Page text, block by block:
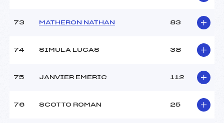
73 MATHERON NATHAN 83
74 SIMULA LUCAS 38
75 JANVIER EMERIC 112
76 SCOTTO ROMAN 25